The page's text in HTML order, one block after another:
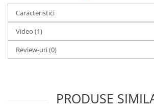
Caracteristici
Video (1)
Review-uri(0)
PRODUSE